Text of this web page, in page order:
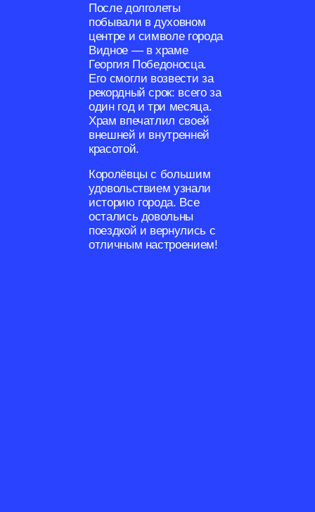
После долголеты
побывали в духовном
центре и символе города
Видное — в храме
Георгия Победоносца.
Его смогли возвести за
рекордный срок: всего за
один год и три месяца.
Храм впечатлил своей
внешней и внутренней
красотой.
Королёвцы с большим
удовольствием узнали
историю города. Все
остались довольны
поездкой и вернулись с
отличным настроением!